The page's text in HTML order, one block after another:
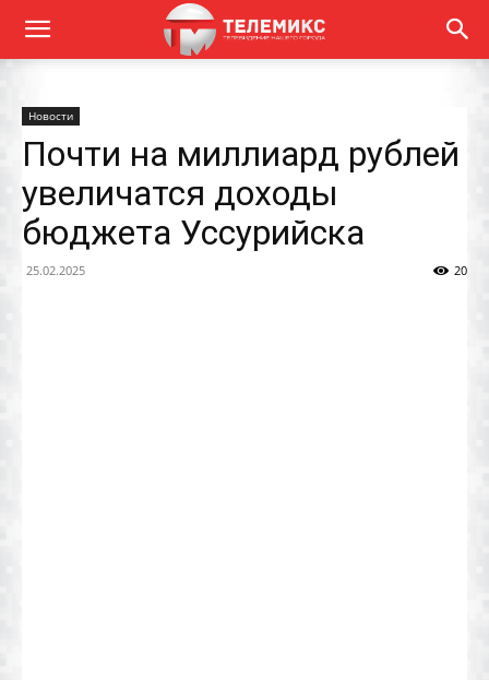
Новости
Почти на миллиард рублей
увеличатся доходы
бюджета Уссурийска
25.02.2025 20